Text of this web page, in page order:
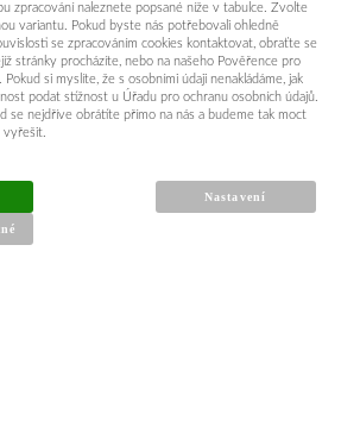
zpracování naleznete popsané níže v tabulce. Zvolte
variantu. Pokud byste nás potřebovali ohledně
se zpracováním cookies kontaktovat, obraťte se
stránky procházíte, nebo na našeho Pověřence pro
si myslíte, že s osobními údaji nenakládáme, jak
podat stížnost u Úřadu pro ochranu osobních údajů.
se nejdříve obrátíte přímo na nás a budeme tak moct
vyřešit.
Nastavení